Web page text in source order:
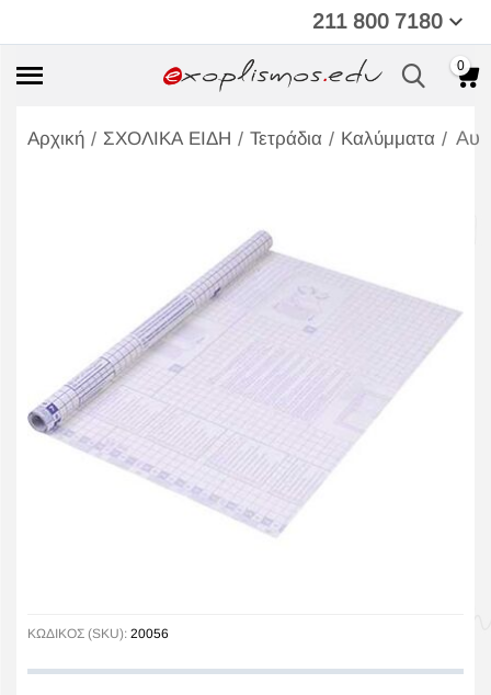
211 800 7180
0
Αρχική / ΣΧΟΛΙΚΑ ΕΙΔΗ / Τετράδια / Καλύμματα /
ΚΩΔΙΚΟΣ (SKU): 20056